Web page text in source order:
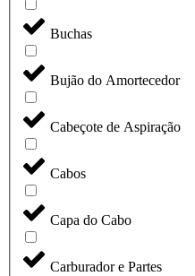
Buchas
Bujão do Amortecedor
Cabeçote de Aspiração
Cabos
Capa do Cabo
Carburador e Partes